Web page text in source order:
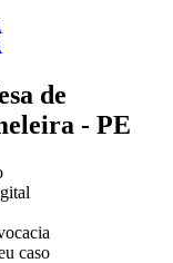
de
- PE
caso